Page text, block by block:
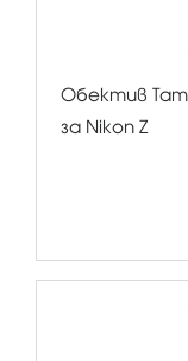
Обектив
за Nikon Z